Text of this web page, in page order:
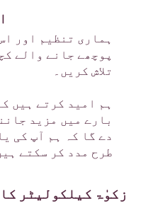
ہماری تنظیم اور
پوچھے جانے والے
تلاش کریں۔
ہم امید کرتے ہیں
بارے میں مزید
دے گا کہ ہم آپ کی
طرح مدد کر سکتے
زکوٰۃ کیلکولیٹر